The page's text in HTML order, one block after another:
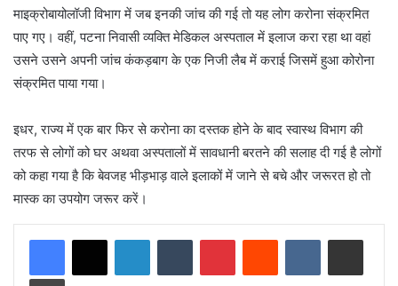
माइक्रोबायोलॉजी विभाग में जब इनकी जांच की गई तो यह लोग करोना संक्रमित
पाए गए। वहीं, पटना निवासी व्यक्ति मेडिकल अस्पताल में इलाज करा रहा था वहां
उसने उसने अपनी जांच कंकड़बाग के एक निजी लैब में कराई जिसमें हुआ कोरोना
संक्रमित पाया गया।
इधर, राज्य में एक बार फिर से करोना का दस्तक होने के बाद स्वास्थ विभाग की
तरफ से लोगों को घर अथवा अस्पतालों में सावधानी बरतने की सलाह दी गई है लोगों
को कहा गया है कि बेवजह भीड़भाड़ वाले इलाकों में जाने से बचे और जरूरत हो तो
मास्क का उपयोग जरूर करें।
LinkedInTumblr PinterestReddit VKontakteShare via Email
Print